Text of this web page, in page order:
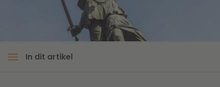
In dit artikel